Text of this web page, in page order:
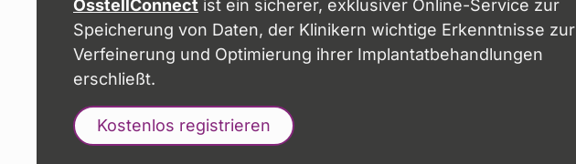
OsstellConnect ist ein sicherer, exklusiver Online-Service zur
Speicherung von Daten, der Klinikern wichtige Erkenntnisse zur
Verfeinerung und Optimierung ihrer Implantatbehandlungen
erschließt.
Kostenlos registrieren